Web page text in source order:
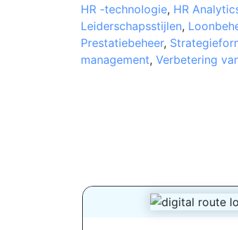
HR -technologie, HR
Leiderschapsstijlen,
Prestatiebeheer,
management, Verbetering